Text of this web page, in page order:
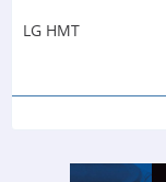
LG HMT